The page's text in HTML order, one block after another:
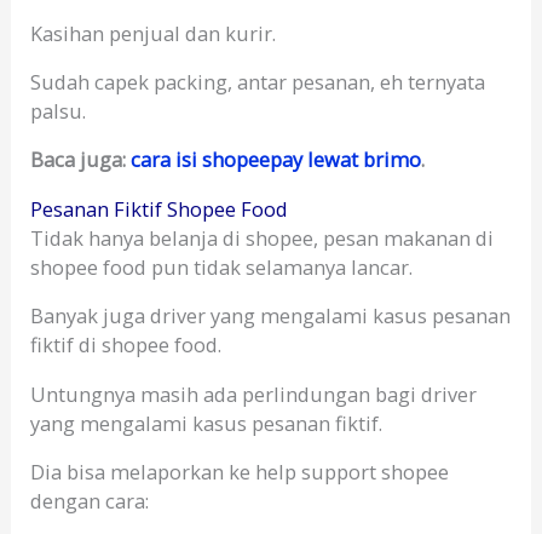
Kasihan penjual dan kurir.
Sudah capek packing, antar pesanan, eh ternyata
palsu.
Baca juga:cara isi shopeepay lewat brimo.
Pesanan Fiktif Shopee Food
Tidak hanya belanja di shopee, pesan makanan di
shopee food pun tidak selamanya lancar.
Banyak juga driver yang mengalami kasus pesanan
fiktif di shopee food.
Untungnya masih ada perlindungan bagi driver
yang mengalami kasus pesanan fiktif.
Dia bisa melaporkan ke help support shopee
dengan cara: